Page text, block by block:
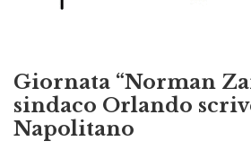
Giornata “Norman
sindaco Orlando
Napolitano